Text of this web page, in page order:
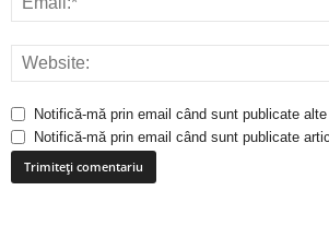
Notifică-mă prin email când sunt publicate
Notifică-mă prin email când sunt publicate